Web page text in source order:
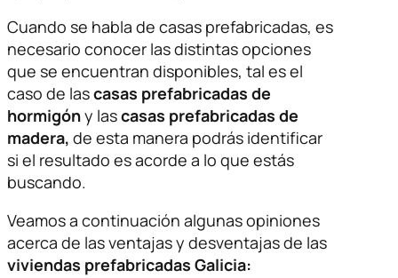
Cuando se habla de casas prefabricadas, es
necesario conocer las distintas opciones
que se encuentran disponibles, tal es el
caso de lascasas prefabricadas de
hormigóny lascasas prefabricadas de
madera, de esta manera podrás identificar
si el resultado es acorde a lo que estás
buscando.
Veamos a continuación algunas opiniones
acerca de las ventajas y desventajas de las
viviendas prefabricadas Galicia: